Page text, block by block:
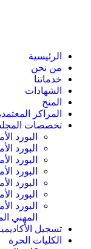
الرئيسية
من نحن
خدماتنا
الشهادات
المنح
المراكز
تخصصات
البورد
البورد
البورد
البورد
البورد
البورد
البورد
المهني
تسجيل
الكليات الحرة